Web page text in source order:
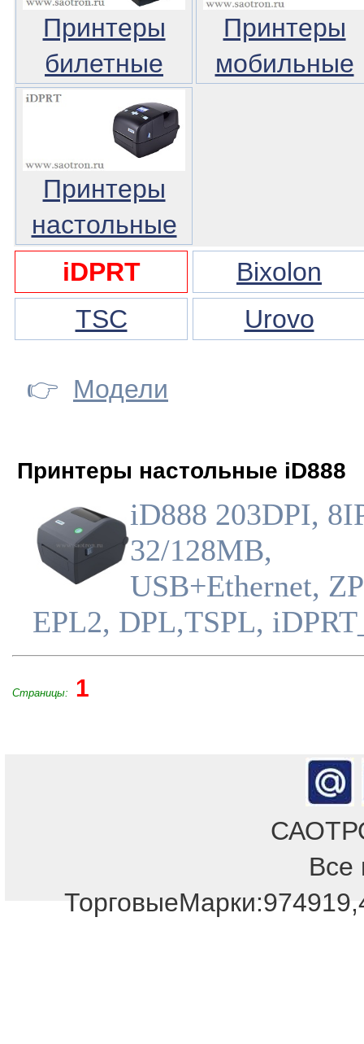
Принтеры
билетные
Принтеры
мобильные
Принтеры
настольные
iDPRT
Bixolon
TSC
Urovo
👉 Модели
Принтеры настольные iD888
iD888 203DPI,
32/128MB,
USB+Ethernet,
EPL2, DPL,TSPL,
Страницы: 1
Все